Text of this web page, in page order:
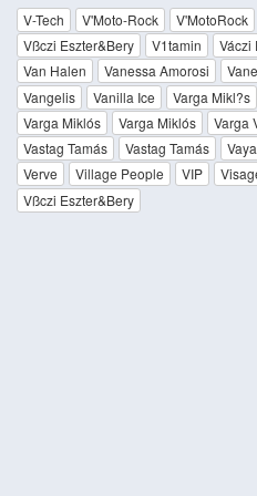
V-Tech V'Moto-Rock V'MotoRock
Vßczi Eszter&Bery
V1tamin Váczi
Van Halen
Vanessa Amorosi
Vangelis
Vanilla Ice Varga Mikl?s
Varga Miklós
Varga Miklós Varga
Vastag Tamás
Vastag Tamás
Verve
Village People VIP
Vßczi Eszter&Bery